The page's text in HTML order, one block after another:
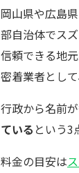
岡山県や広島
部自治体でス
信頼できる地
密着業者とし
行政から名前
ている という3
料金の目安は